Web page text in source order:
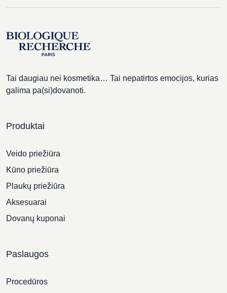
Tai daugiau nei kosmetika… Tai nepatirtos emocijos, kurias
galima pa(si)dovanoti.
Produktai
Veido priežiūra
Kūno priežiūra
Plaukų priežiūra
Aksesuarai
Dovanų kuponai
Paslaugos
Procedūros